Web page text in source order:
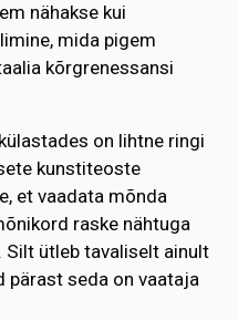
nähakse kui
mida pigem
kõrgrenessansi
on lihtne ringi
kunstiteoste
et vaadata mõnda
raske nähtuga
Silt ütleb tavaliselt ainult
pärast seda on vaataja